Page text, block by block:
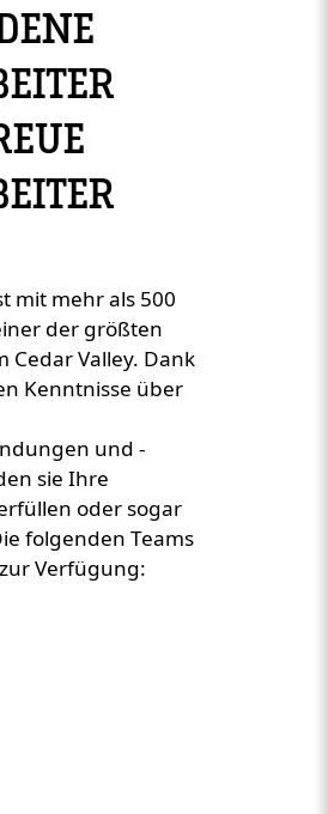
One
mit mehr als 500
der größten
Cedar Valley. Dank
Kenntnisse über
und -
sie Ihre
oder sogar
folgenden Teams
Verfügung: